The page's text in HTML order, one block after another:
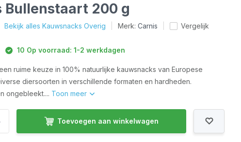
Bullenstaart 200 g
Bekijk alles Kauwsnacks Overig Merk:Carnis Vergelijk
10 Op voorraad: 1-2 werkdagen
ruime keuze in 100% natuurlijke kauwsnacks van Europese
diersoorten in verschillende formaten en hardheden.
ongebleekt.... Toon meer
Toevoegen aan winkelwagen